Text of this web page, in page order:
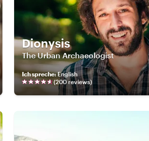
Dionysis
The Urban Archaeologist
Ich spreche:English
(200reviews)